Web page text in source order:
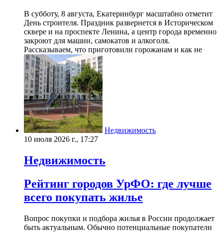
В субботу, 8 августа, Екатеринбург масштабно отметит
День строителя. Праздник развернется в Историческом
сквере и на проспекте Ленина, а центр города временно
закроют для машин, самокатов и алкоголя.
Рассказываем, что приготовили горожанам и как не
Недвижимость
10 июля 2026 г., 17:27
Недвижимость
Рейтинг городов УрФО: где лучше
всего покупать жилье
Вопрос покупки и подбора жилья в России продолжает
быть актуальным. Обычно потенциальные покупатели